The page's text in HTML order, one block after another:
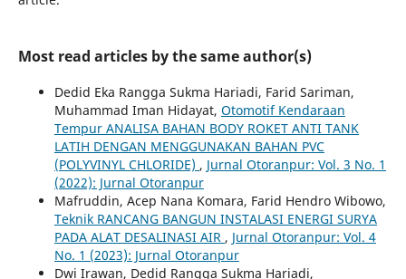
Most read articles by the same author(s)
Dedid Eka Rangga Sukma Hariadi, Farid Sariman,
Muhammad Iman Hidayat, Otomotif Kendaraan
Tempur ANALISA BAHAN BODY ROKET ANTI TANK
LATIH DENGAN MENGGUNAKAN BAHAN PVC
(POLYVINYL CHLORIDE) , Jurnal Otoranpur: Vol. 3 No. 1
(2022): Jurnal Otoranpur
Mafruddin, Acep Nana Komara, Farid Hendro Wibowo,
Teknik RANCANG BANGUN INSTALASI ENERGI SURYA
PADA ALAT DESALINASI AIR , Jurnal Otoranpur: Vol. 4
No. 1 (2023): Jurnal Otoranpur
Dwi Irawan, Dedid Rangga Sukma Hariadi,